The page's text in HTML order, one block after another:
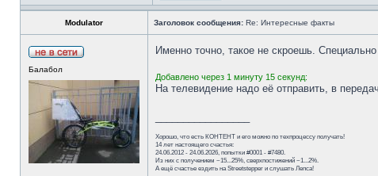
Modulator Заголовок сообщения: Re: Интересные факты
Балабол
Именно точно, такое не скроешь.
Добавлено через 1 минуту 15 секунд:
На телевидение надо её отправить, в
Хорошо, что есть КОНТЕНТ и его можно по техпроцессу получать!
14 лет настоящего счастья:
24.06.2012 - 24.06.2026, попытки #0001 - #7480.
Из них с получением ~15...25%, сверхпостижений ~1...2%.
А ещё счастье ездить на Streetstepper и слушать Лепса!